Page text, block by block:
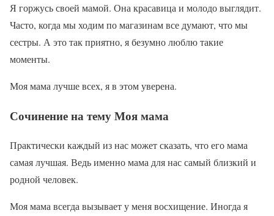
Я горжусь своей мамой. Она красавица и молодо выглядит.
Часто, когда мы ходим по магазинам все думают, что мы
сестры. А это так приятно, я безумно люблю такие
моменты.
Моя мама лучше всех, я в этом уверена.
Сочинение на тему Моя мама
Практически каждый из нас может сказать, что его мама
самая лучшая. Ведь именно мама для нас самый близкий и
родной человек.
Моя мама всегда вызывает у меня восхищение. Иногда я